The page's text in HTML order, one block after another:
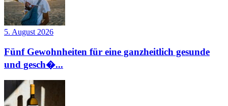
5. August 2026
Fünf Gewohnheiten für eine ganzheitlich gesunde
und gesch�...